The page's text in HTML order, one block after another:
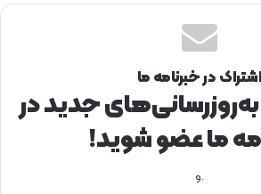
در خبرنامه ما
جدید در
ما عضو شوید!
.و